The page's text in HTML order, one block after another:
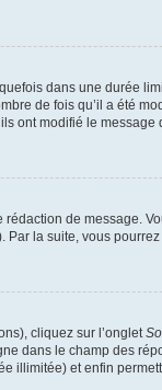
dans une durée
de fois qu’il a été
ont modifié le
rédaction de message.
Par la suite, vous
cliquez sur l’onglet
dans le champ des
illimitée) et enfin